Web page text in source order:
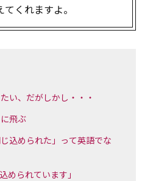
くれますよ。
い、だがしかし・・・
飛ぶ
込められた」って英語でな
められています」